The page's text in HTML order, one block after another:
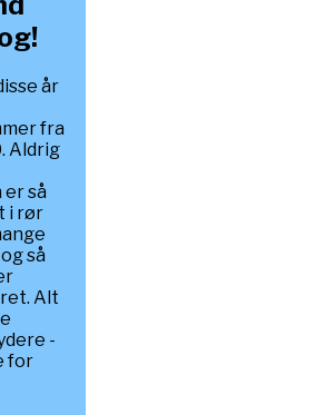
år
fra
Aldrig
er så
i rør
så
Alt
-
for